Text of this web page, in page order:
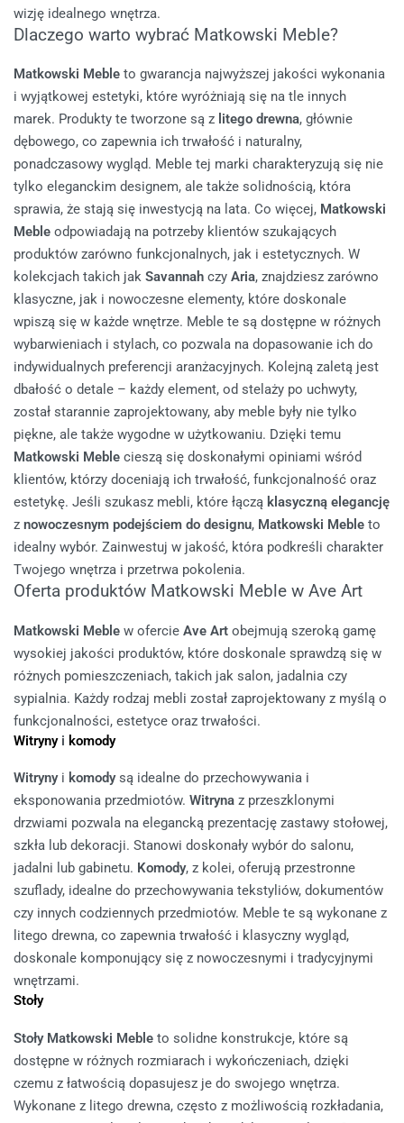
wizję idealnego wnętrza.
Dlaczego warto wybrać Matkowski Meble?
Matkowski Meble to gwarancja najwyższej jakości wykonania
i wyjątkowej estetyki, które wyróżniają się na tle innych
marek. Produkty te tworzone są z litego drewna, głównie
dębowego, co zapewnia ich trwałość i naturalny,
ponadczasowy wygląd. Meble tej marki charakteryzują się nie
tylko eleganckim designem, ale także solidnością, która
sprawia, że stają się inwestycją na lata. Co więcej, Matkowski
Meble odpowiadają na potrzeby klientów szukających
produktów zarówno funkcjonalnych, jak i estetycznych. W
kolekcjach takich jak Savannah czy Aria, znajdziesz zarówno
klasyczne, jak i nowoczesne elementy, które doskonale
wpiszą się w każde wnętrze. Meble te są dostępne w różnych
wybarwieniach i stylach, co pozwala na dopasowanie ich do
indywidualnych preferencji aranżacyjnych. Kolejną zaletą jest
dbałość o detale – każdy element, od stelaży po uchwyty,
został starannie zaprojektowany, aby meble były nie tylko
piękne, ale także wygodne w użytkowaniu. Dzięki temu
Matkowski Meble cieszą się doskonałymi opiniami wśród
klientów, którzy doceniają ich trwałość, funkcjonalność oraz
estetykę. Jeśli szukasz mebli, które łączą klasyczną elegancję
z nowoczesnym podejściem do designu, Matkowski Meble to
idealny wybór. Zainwestuj w jakość, która podkreśli charakter
Twojego wnętrza i przetrwa pokolenia.
Oferta produktów Matkowski Meble w Ave Art
Matkowski Meble w ofercie Ave Art obejmują szeroką gamę
wysokiej jakości produktów, które doskonale sprawdzą się w
różnych pomieszczeniach, takich jak salon, jadalnia czy
sypialnia. Każdy rodzaj mebli został zaprojektowany z myślą o
funkcjonalności, estetyce oraz trwałości.
Witrynyi komody
Witrynyi komodysą idealne do przechowywania i
eksponowania przedmiotów. Witryna z przeszklonymi
drzwiami pozwala na elegancką prezentację zastawy stołowej,
szkła lub dekoracji. Stanowi doskonały wybór do salonu,
jadalni lub gabinetu. Komody, z kolei, oferują przestronne
szuflady, idealne do przechowywania tekstyliów, dokumentów
czy innych codziennych przedmiotów. Meble te są wykonane z
litego drewna, co zapewnia trwałość i klasyczny wygląd,
doskonale komponujący się z nowoczesnymi i tradycyjnymi
wnętrzami.
Stoły
Stoły Matkowski Meble to solidne konstrukcje, które są
dostępne w różnych rozmiarach i wykończeniach, dzięki
czemu z łatwością dopasujesz je do swojego wnętrza.
Wykonane z litego drewna, często z możliwością rozkładania,